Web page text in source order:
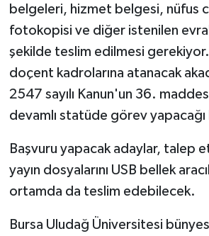
belgeleri, hizmet belgesi, nüfus
fotokopisi ve diğer istenilen
şekilde teslim edilmesi
doçent kadrolarına atanacak
2547 sayılı Kanun'un 36.
devamlı statüde görev
Başvuru yapacak adaylar, talep
yayın dosyalarını USB bellek
ortamda da teslim edebilecek.
Bursa Uludağ Üniversitesi